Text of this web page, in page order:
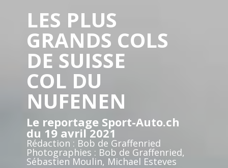
LES PLUS
GRANDS COLS
DE SUISSE
COL DU
NUFENEN
Le reportage Sport-Auto.ch
du 19 avril 2021
Rédaction : Bob de Graffenried
Photographies : Bob de Graffenried,
Sébastien Moulin, Michael Esteves